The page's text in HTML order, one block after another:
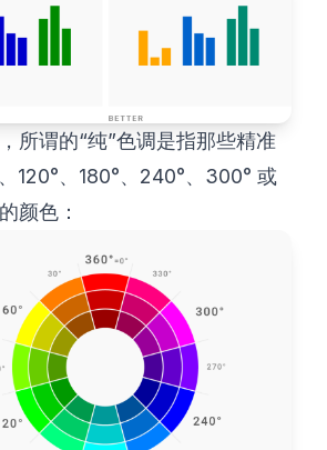
所谓的“纯”色调是指那些精准
120°、180°、240°、300° 或
颜色：